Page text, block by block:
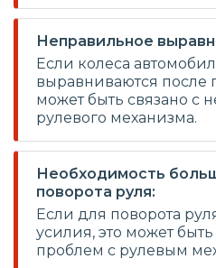
Неправильное
Если колеса
выравниваются после
может быть связано с
рулевого механизма.
Необходимость
поворота руля:
Если для поворота
усилия, это может
проблем с рулевым